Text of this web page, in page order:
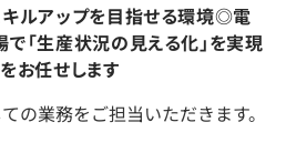
ルアップを目指せる環境◎電
「生産状況の見える化」を実現
お任せします
の業務をご担当いただきます。